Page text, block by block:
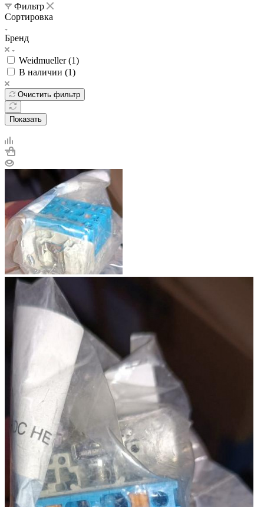
Фильтр
Сортировка
Бренд
Weidmueller (1)
В наличии (1)
Очистить фильтр
Показать